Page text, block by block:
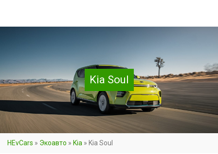
Kia Soul
HEvCars » Экоавто » Kia » Kia Soul